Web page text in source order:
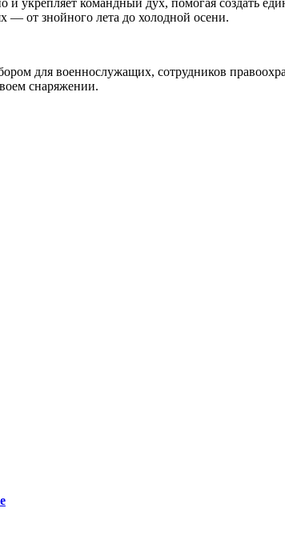
— от знойного лета до холодной осени.
для военнослужащих, сотрудников
снаряжении.